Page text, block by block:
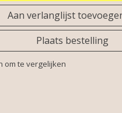
Aan verlanglijst
Plaats bestelling
om te vergelijken